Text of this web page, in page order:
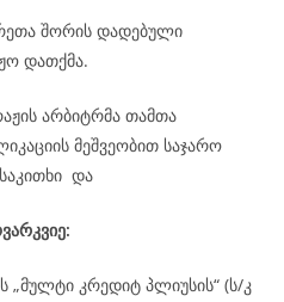
შორის დადებული
დათქმა.
არბიტრმა თამთა
მეშვეობით საჯარო
და
„მულტი კრედიტ პლიუსის“ (ს/კ